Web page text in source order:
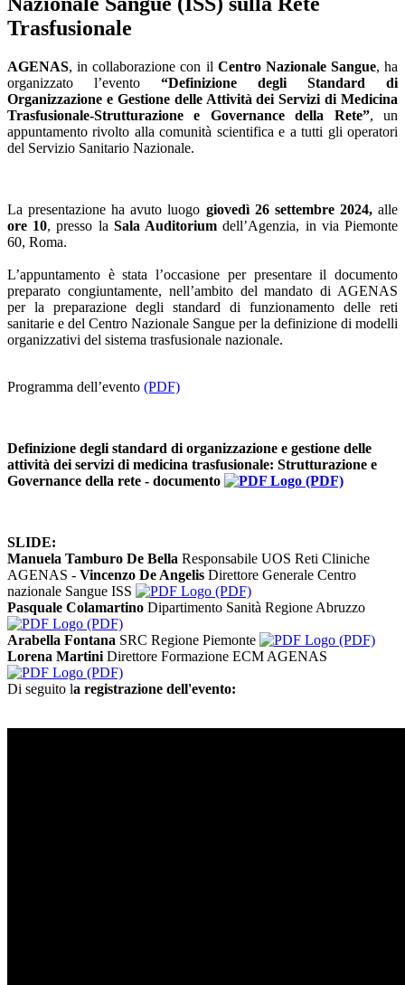
Trasfusionale
AGENAS, in collaborazione con il Centro Nazionale Sangue, ha
organizzato l’evento “Definizione degli Standard di
Organizzazione e Gestione delle Attività dei Servizi di Medicina
Trasfusionale-Strutturazione e Governance della Rete”, un
appuntamento rivolto alla comunità scientifica e a tutti gli operatori
del Servizio Sanitario Nazionale.
La presentazione ha avuto luogo giovedì 26 settembre 2024,alle
ore 10, presso la Sala Auditorium dell’Agenzia, in via Piemonte
60, Roma.
L’appuntamento è stata l’occasione per presentare il documento
preparato congiuntamente, nell’ambito del mandato di AGENAS
per la preparazione degli standard di funzionamento delle reti
sanitarie e del Centro Nazionale Sangue per la definizione di modelli
organizzativi del sistema trasfusionale nazionale.
Programma dell’evento (PDF)
Definizione degli standard di organizzazione e gestione delle
attività dei servizi di medicina trasfusionale: Strutturazione e
Governance della rete - documento
(PDF)
SLIDE:
Manuela Tamburo De Bella Responsabile UOS Reti Cliniche
AGENAS - Vincenzo De Angelis Direttore Generale Centro
nazionale Sangue ISS
(PDF)
Pasquale Colamartino Dipartimento Sanità Regione Abruzzo
(PDF)
Arabella Fontana SRC Regione Piemonte
(PDF)
Lorena Martini Direttore Formazione ECM AGENAS
(PDF)
Di seguito la registrazione dell'evento: